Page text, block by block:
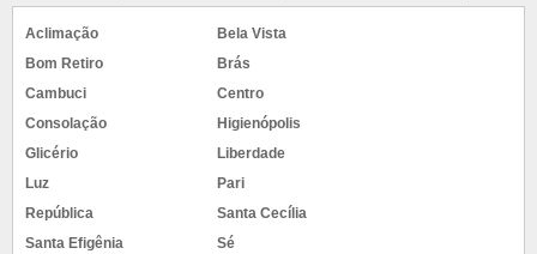
Aclimação
Bela Vista
Bom Retiro
Brás
Cambuci
Centro
Consolação
Higienópolis
Glicério
Liberdade
Luz
Pari
República
Santa Cecília
Santa Efigênia
Sé